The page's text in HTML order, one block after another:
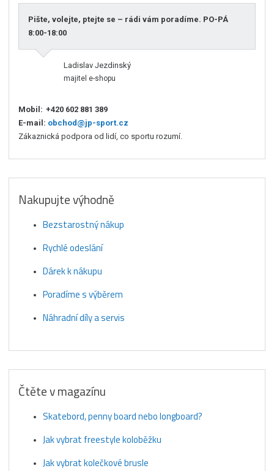
Pište, volejte, ptejte se – rádi vám poradíme. PO-PÁ
8:00-18:00
Ladislav Jezdinský
majitel e-shopu
Mobil: +420 602 881 389
E-mail: obchod@jp-sport.cz
Zákaznická podpora od lidí, co sportu rozumí.
Nakupujte výhodně
Bezstarostný nákup
Rychlé odeslání
Dárek k nákupu
Poradíme s výběrem
Náhradní díly a servis
Čtěte v magazínu
Skatebord, penny board nebo longboard?
Jak vybrat freestyle koloběžku
Jak vybrat kolečkové brusle